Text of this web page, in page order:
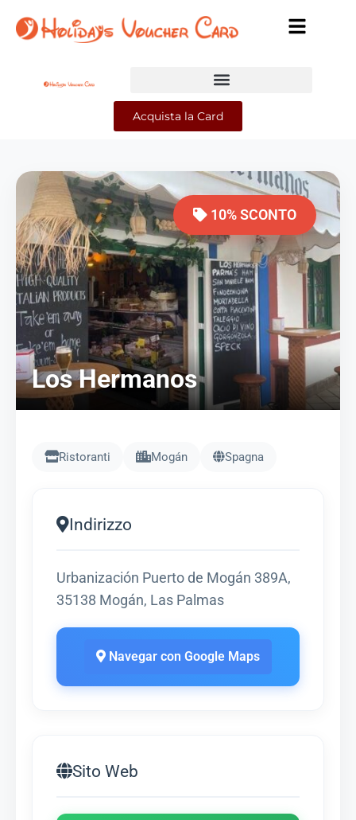
Acquista la Card
10% SCONTO
Los Hermanos
Ristoranti Mogán Spagna
Indirizzo
Urbanización Puerto de Mogán 389A,
35138 Mogán, Las Palmas
Navegar con Google Maps
Sito Web